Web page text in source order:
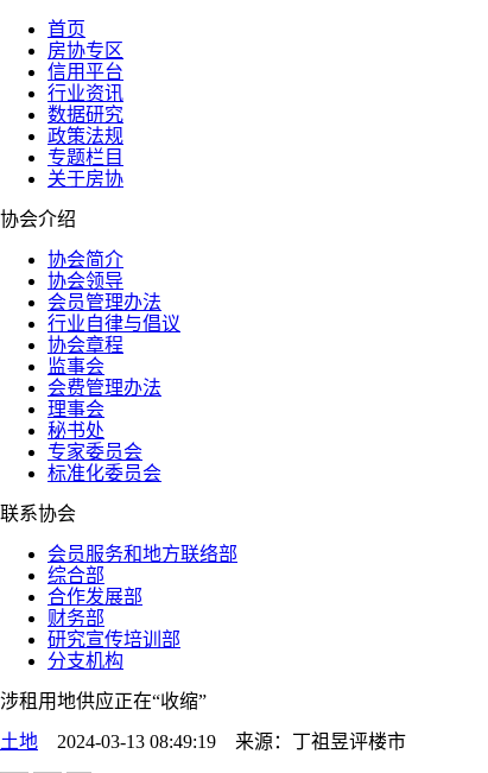
首页
房协专区
信用平台
行业资讯
数据研究
政策法规
专题栏目
关于房协
协会介绍
协会简介
协会领导
会员管理办法
行业自律与倡议
协会章程
监事会
会费管理办法
理事会
秘书处
专家委员会
标准化委员会
联系协会
会员服务和地方联络部
综合部
合作发展部
财务部
研究宣传培训部
分支机构
涉租用地供应正在“收缩”
土地 2024-03-13 08:49:19 来源： 丁祖昱评楼市